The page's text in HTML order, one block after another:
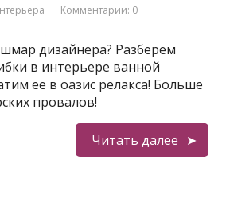
Комментарии: 0
дизайнера? Разберем
в интерьере ванной
ее в оазис релакса! Больше
провалов!
Читать далее